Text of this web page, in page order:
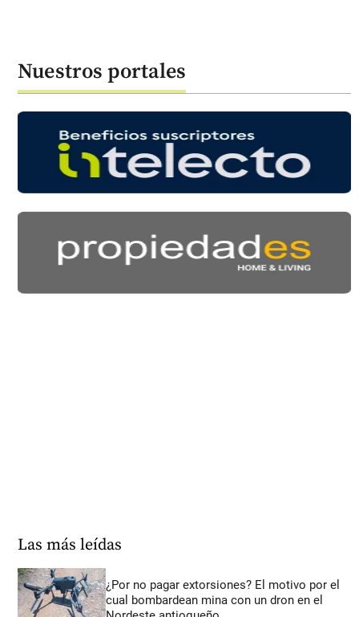
Nuestros portales
Las más leídas
¿Por no pagar extorsiones? El motivo por el
cual bombardean mina con un dron en el